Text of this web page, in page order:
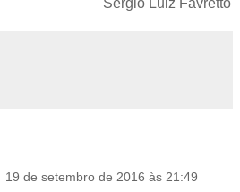
19 de setembro de 2016 às 21:49